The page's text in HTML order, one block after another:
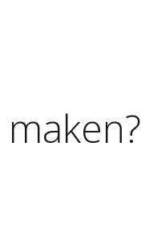
maken?